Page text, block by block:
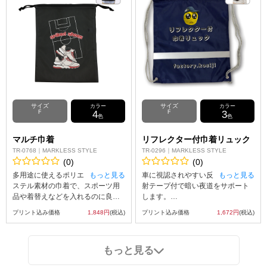
です。
ブランドロゴやメッセージなどを
プリントしてギフト巾着や、特別
な贈り物やイベントの記念品な
ど、幅広い用途にご利用いただけ
※お客様の閲覧環境により、商品
の色が実際と異なって見える場合
※生地の特性上、プレス跡が目立
つ場合がございます。あらかじめ
ご了承ください
巾着部分の紐を結ぶとキュートな
アクセントにも。いつもとは違う
トートバッグを作りたいときに、
こだわりを詰め込めるアイテムで
す。
サイズ
F
カラー
4色
マルチ巾着
TR-0768｜MARKLESS STYLE
(0)
もっと見る
多用途に使えるポリエ
ステル素材の巾着で、スポーツ用
品や着替えなどを入れるのに良い
サイズ感です。
Ａ3サイズ程度の大きさなので、旅
活、サークル課外活動などの洋服
入れなどアイデア次第でマルチに
プリント込み価格 1,848円(税込)
サイズ
F
カラー
3色
リフレクター付巾着リュック
TR-0296｜MARKLESS STYLE
(0)
もっと見る
車に視認されやすい反
射テープ付で暗い夜道をサポート
します。
生地がポリエステル素材で軽いた
め子供やお年寄りが持ちやすいア
用バッグや防災用バッグ、ペット
の散歩用バッグとしてもご利用い
プリント込み価格 1,672円(税込)
もっと見る